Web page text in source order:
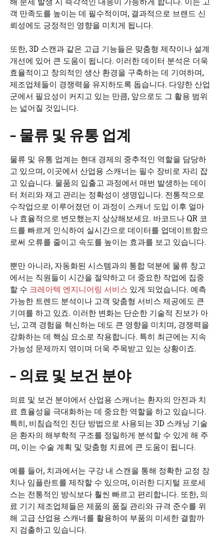
객 만족도를 높이는 데 필수적이며, 결과적으로 브랜드 신
뢰성에도 긍정적인 영향을 미치게 됩니다.
또한, 3D 스캔과 같은 고급 기능들은 맞춤형 제작이나 설계
개선에 있어 큰 도움이 됩니다. 이러한 데이터 분석은 더욱
효율적이고 창의적인 생산 환경을 구축하는 데 기여하며,
제조업체들이 경쟁력을 유지하도록 돕습니다. 다양한 산업
군에서 필요성이 커지고 있는 만큼, 앞으로도 그 활용 범위
는 넓어질 것입니다.
– 물류 및 유통 업계
물류 및 유통 업계는 현대 경제의 중추적인 역할을 담당하
고 있으며, 이곳에서 산업용 스캐너는 필수 장비로 자리 잡
고 있습니다. 물품의 입출고 과정에서 매번 발생하는 데이
터 처리와 재고 관리는 정확성이 생명입니다. 전통적으로
수작업으로 이루어졌던 이 과정이 스캐너 도입 이후 얼마
나 효율적으로 변모했는지 상상해보세요. 바코드나 QR 코
드를 빠르게 인식하여 실시간으로 데이터를 업데이트함으
로써 오류를 줄이고 속도를 높이는 효과를 보고 있습니다.
뿐만 아니라, 자동화된 시스템과의 통합 덕분에 물류 창고
에서는 직원들이 시간을 절약하고 더 중요한 작업에 집중
할 수 크레아텍 엔지니어링 서비스 있게 되었습니다. 예측
가능한 트렌드 분석이나 고객 맞춤형 서비스 제공에도 큰
기여를 하고 있죠. 이러한 변화는 단순한 기술적 진보가 아
닌, 고객 경험을 혁신하는 데도 큰 영향을 미치며, 경쟁력을
강화하는 데 핵심 요소로 작용합니다. 특히 최근에는 지속
가능성 문제까지 엮이며 더욱 주목받고 있는 상황이죠.
– 의료 및 보건 분야
의료 및 보건 분야에서 산업용 스캐너는 환자의 안전과 치
료 효율성을 극대화하는 데 중요한 역할을 하고 있습니다.
특히, 비침습적인 진단 방법으로 사용되는 3D 스캐닝 기술
은 환자의 해부학적 구조를 정밀하게 분석할 수 있게 해 주
며, 이는 수술 계획 및 맞춤형 치료에 큰 도움이 됩니다.
예를 들어, 치과에서는 구강 내 스캔을 통해 정확한 교정 장
치나 임플란트를 제작할 수 있으며, 이러한 디지털 프로세
스는 전통적인 방식보다 훨씬 빠르고 편리합니다. 또한, 의
료 기기 제조업체들은 제품의 품질 관리와 규격 준수를 위
해 고급 산업용 스캐너를 활용하여 부품의 미세한 결함까
지 검출하고 있습니다.